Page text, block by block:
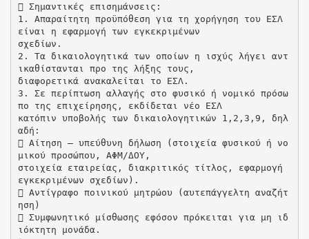
 Σημαντικές επισημάνσεις:
1. Απαραίτητη προϋπόθεση για τη χορήγηση του ΕΣΛ
είναι η εφαρμογή των εγκεκριμένων
σχεδίων.
2. Τα δικαιολογητικά των οποίων η ισχύς λήγει αντ
ικαθίστανται προ της λήξης τους,
διαφορετικά ανακαλείται το ΕΣΛ.
3. Σε περίπτωση αλλαγής στο φυσικό ή νομικό πρόσω
πο της επιχείρησης, εκδίδεται νέο ΕΣΛ
κατόπιν υποβολής των δικαιολογητικών 1,2,3,9, δηλ
αδή:
 Αίτηση – υπεύθυνη δήλωση (στοιχεία φυσικού ή νο
μικού προσώπου, ΑΦΜ/ΔΟΥ,
στοιχεία εταιρείας, διακριτικός τίτλος, εφαρμογή
εγκεκριμένων σχεδίων).
 Αντίγραφο ποινικού μητρώου (αυτεπάγγελτη αναζήτ
ηση)
 Συμφωνητικό μίσθωσης εφόσον πρόκειται για μη ιδ
ιόκτητη μονάδα.